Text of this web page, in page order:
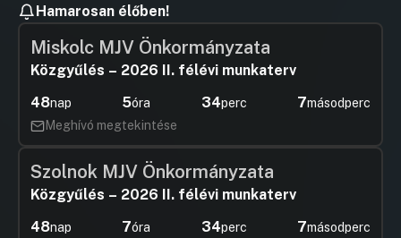
HozzászólásokUgrás a napirendi pontra
15. Egyebek
UGRÁS A NAPIREND ELEJÉRE
Hamarosan élőben!
Miskolc MJV Önkormányzata
Közgyűlés – 2026 II. félévi munkaterv
48nap 5óra 34perc 7másodperc
Meghívó megtekintése
Szolnok MJV Önkormányzata
Közgyűlés – 2026 II. félévi munkaterv
48nap 7óra 34perc 7másodperc